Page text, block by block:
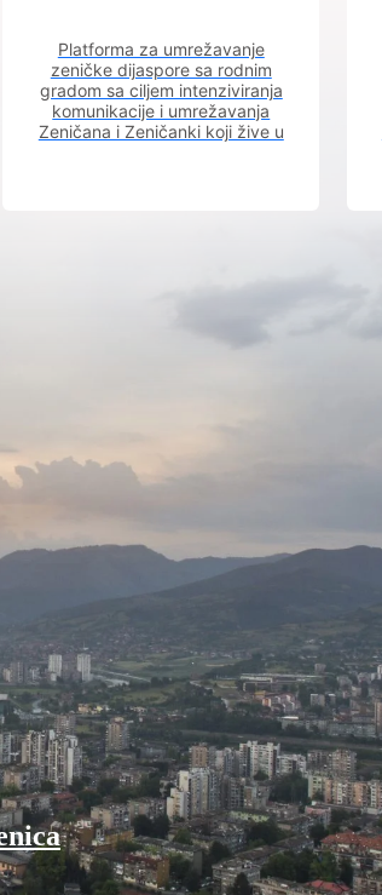
Platforma za umrežavanje
zeničke dijaspore sa rodnim
gradom sa ciljem intenziviranja
komunikacije i umrežavanja
Zeničana i Zeničanki koji žive u